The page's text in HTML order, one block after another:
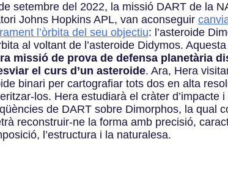
setembre del 2022, la missió DART de la
Johns Hopkins APL, van aconseguir
l’òrbita del seu objectiu: l’asteroide
al voltant de l’asteroide Didymos.
missió de prova de defensa planetària
el curs d’un asteroide. Ara, Hera
binari per cartografiar tots dos en alta
los. Hera estudiarà el cràter d’impacte i
de DART sobre Dimorphos, la qual
reconstruir-ne la forma amb precisió,
l’estructura i la naturalesa.